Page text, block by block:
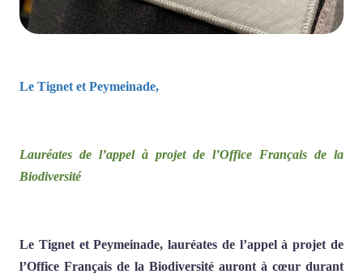
Le Tignet et Peymeinade,
Lauréates de l’appel à projet de l’Office Français de la
Biodiversité
Le Tignet et Peymeinade, lauréates de l’appel à projet de
l’Office Français de la Biodiversité auront à cœur durant